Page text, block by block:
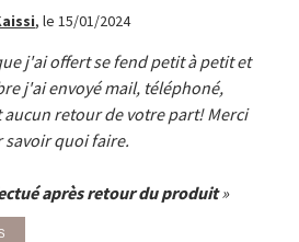
, le 15/01/2024
j'ai offert se fend petit à petit et
j'ai envoyé mail, téléphoné,
aucun retour de votre part! Merci
savoir quoi faire.
après retour du produit